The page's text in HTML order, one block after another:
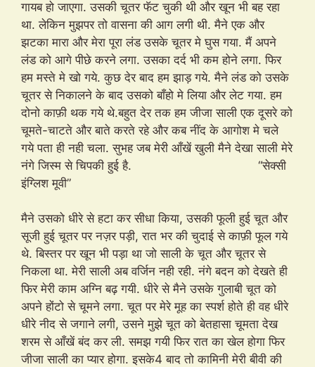
गायब हो जाएगा. उसकी चूतर फॅट चुकी थी और खून भी बह रहा
था. लेकिन मुझपर तो वासना की आग लगी थी. मैने एक और
झटका मारा और मेरा पूरा लंड उसके चूतर मे घुस गया. मैं अपने
लंड को आगे पीछे करने लगा. उसका दर्द भी कम होने लगा. फिर
हम मस्ते मे खो गये. कुछ देर बाद हम झाड़ गये. मैने लंड को उसके
चूतर से निकालने के बाद उसको बाँहो मे लिया और लेट गया. हम
दोनो काफ़ी थक गये थे.बहुत देर तक हम जीजा साली एक दूसरे को
चूमते-चाटते और बाते करते रहे और कब नींद के आगोश मे चले
गये पता ही नही चला. सुभह जब मेरी आँखें खुली मैने देखा साली मेरे
नंगे जिस्म से चिपकी हुई है. “सेक्सी
इंग्लिश मूवी”
मैने उसको धीरे से हटा कर सीधा किया, उसकी फूली हुई चूत और
सूजी हुई चूतर पर नज़र पड़ी, रात भर की चुदाई से काफ़ी फूल गये
थे. बिस्तर पर खून भी पड़ा था जो साली के चूत और चूतर से
निकला था. मेरी साली अब वर्जिन नही रही. नंगे बदन को देखते ही
फिर मेरी काम अग्नि बढ़ गयी. धीरे से मैने उसके गुलाबी चूत को
अपने होंटो से चूमने लगा. चूत पर मेरे मूह का स्पर्श होते ही वह धीरे
धीरे नीद से जगाने लगी, उसने मुझे चूत को बेतहासा चूमता देख
शरम से आँखें बंद कर ली. समझ गयी फिर रात का खेल होगा फिर
जीजा साली का प्यार होगा. इसके4 बाद तो कामिनी मेरी बीवी की